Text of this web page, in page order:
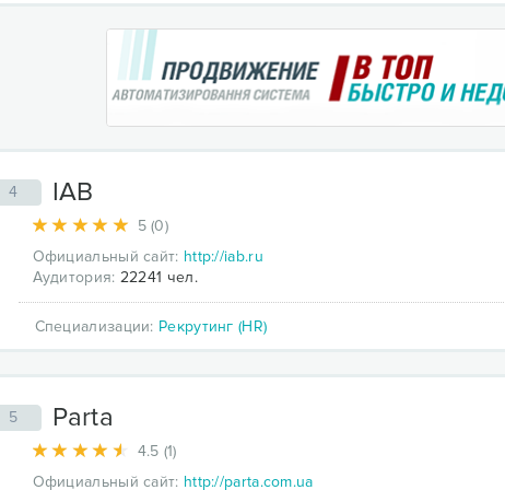
4 IAB
5 (0)
Официальный сайт: http://iab.ru
Аудитория: 22241 чел.
Специализации: Рекрутинг (HR)
5 Parta
4.5 (1)
Официальный сайт: http://parta.com.ua